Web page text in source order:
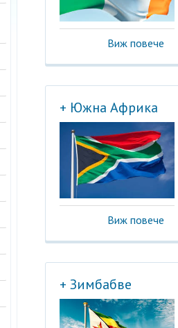
Виж повече
+ Южна Африка
Виж повече
+ Зимбабве